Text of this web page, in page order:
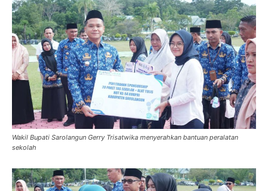
Wakil Bupati Sarolangun Gerry Trisatwika menyerahkan bantuan peralatan
sekolah